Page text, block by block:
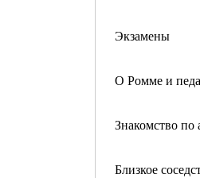
Экзамены
О Ромме и
Знакомство по
Близкое